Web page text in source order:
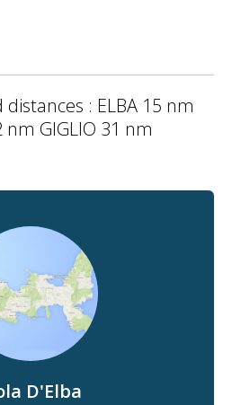
: ELBA 15 nm
nm GIGLIO 31 nm
D'Elba